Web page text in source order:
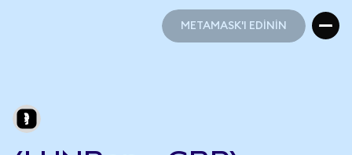
METAMASK'I EDİNİN